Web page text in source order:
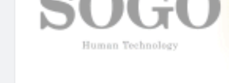
EMPRESAS
GUÍA DE COMPRA